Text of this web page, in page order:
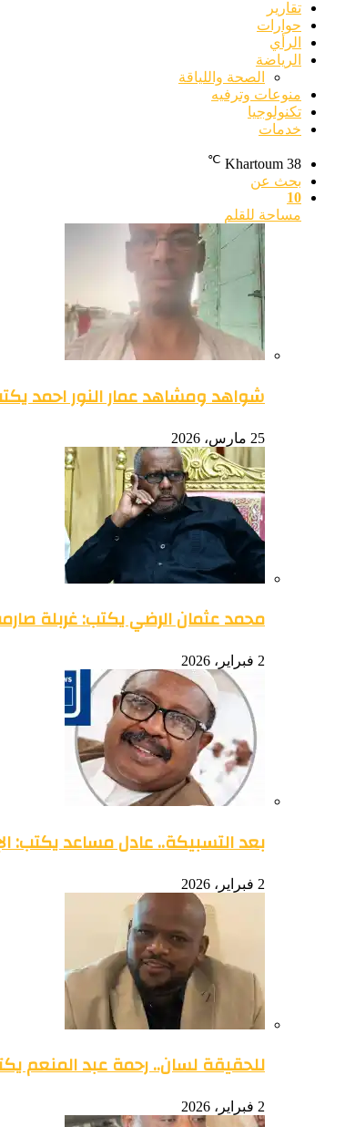
تقارير
حوارات
الرأي
الرياضة
الصحة واللياقة
منوعات وترفيه
تكنولوجيا
خدمات
Khartoum 38
℃
بحث عن
10
مساحة للقلم
شواهد ومشاهد عمار النور احمد
25 مارس، 2026
محمد عثمان الرضي يكتب: غربلة
2 فبراير، 2026
بعد التسبيكة.. عادل مساعد يكتب:
2 فبراير، 2026
للحقيقة لسان.. رحمة عبد المنعم
2 فبراير، 2026